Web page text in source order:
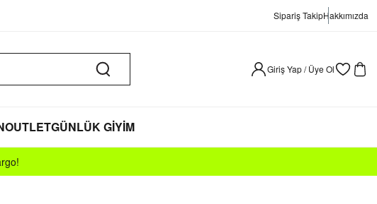
Sipariş TakipHakkımızda
Giriş Yap / Üye Ol
OUTLETGÜNLÜK GİYİM